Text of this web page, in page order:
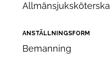
Allmänsjuksköterska
ANSTÄLLNINGSFORM
Bemanning